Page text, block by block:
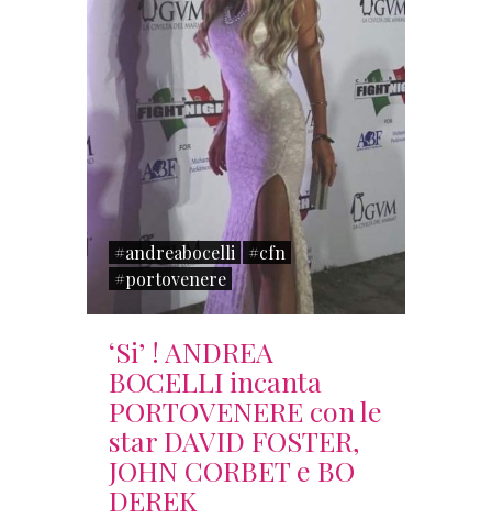
#andreabocelli
#cfn
#portovenere
‘Si’ ! ANDREA
BOCELLI incanta
PORTOVENERE con le
star DAVID FOSTER,
JOHN CORBET e BO
DEREK